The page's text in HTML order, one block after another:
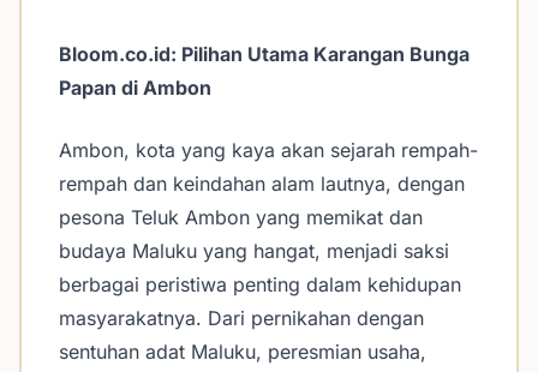
Bloom.co.id: Pilihan Utama Karangan Bunga
Papan di Ambon
Ambon, kota yang kaya akan sejarah rempah-
rempah dan keindahan alam lautnya, dengan
pesona Teluk Ambon yang memikat dan
budaya Maluku yang hangat, menjadi saksi
berbagai peristiwa penting dalam kehidupan
masyarakatnya. Dari pernikahan dengan
sentuhan adat Maluku, peresmian usaha,